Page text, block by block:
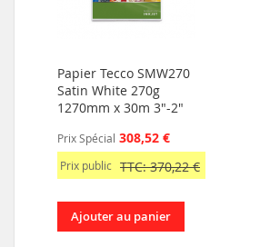
Papier Tecco SMW270
Satin White 270g
1270mm x 30m 3"-2"
Prix Spécial 308,52 €
Prix public TTC: 370,22 €
Ajouter au panier